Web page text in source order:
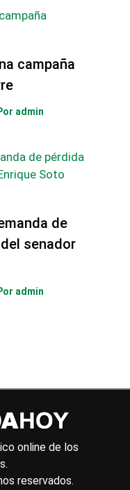
campaña
admin
de
senador
admin
online de los
reservados.